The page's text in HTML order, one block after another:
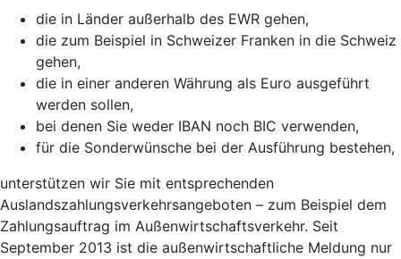
die in Länder außerhalb des EWR gehen,
die zum Beispiel in Schweizer Franken in die Schweiz
gehen,
die in einer anderen Währung als Euro ausgeführt
werden sollen,
bei denen Sie weder IBAN noch BIC verwenden,
für die Sonderwünsche bei der Ausführung bestehen,
unterstützen wir Sie mit entsprechenden
Auslandszahlungsverkehrsangeboten – zum Beispiel dem
Zahlungsauftrag im Außenwirtschaftsverkehr. Seit
September 2013 ist die außenwirtschaftliche Meldung nur